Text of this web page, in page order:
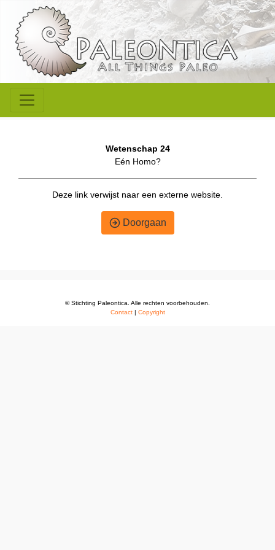
Wetenschap 24
Eén Homo?
Deze link verwijst naar een externe website.
Doorgaan
© Stichting Paleontica. Alle rechten voorbehouden.
Contact| Copyright